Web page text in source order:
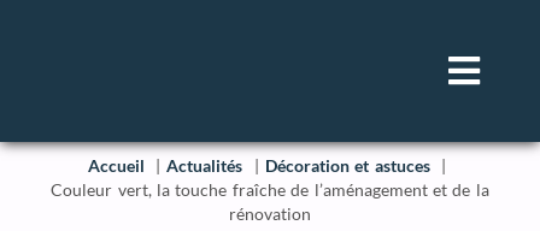
Accueil Actualités
Décoration et astuces
Couleur vert, la touche fraîche de l’aménagement et de la
rénovation